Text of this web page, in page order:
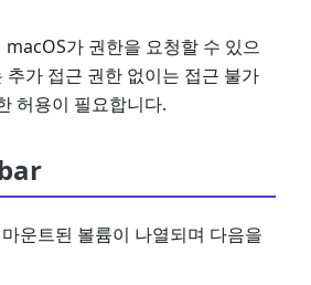
macOS가 권한을 요청할 수 있으
추가 접근 권한 없이는 접근 불가
허용이 필요합니다.
운트된 볼륨이 나열되며 다음을